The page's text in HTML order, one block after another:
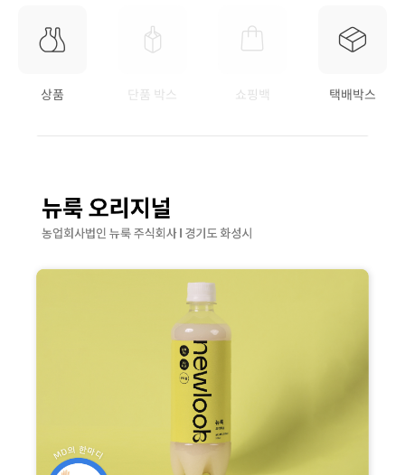
상품 단품 박스 쇼핑백 택배박스